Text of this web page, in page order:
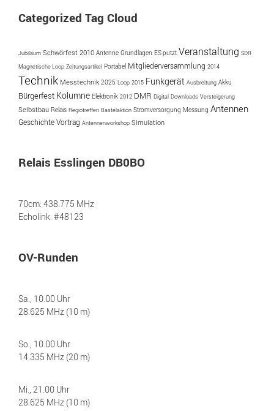
Categorized Tag Cloud
Jubiläum Schwörfest 2010 Antenne Grundlagen ES putzt Veranstaltung SDR
Magnetische Loop Zeitungsartikel Portabel Mitgliederversammlung 2014
Technik Messtechnik 2025 Loop 2015 Funkgerät Ausbreitung Akku
Bürgerfest Kolumne Elektronik 2012 DMR Digital Downloads Versteigerung
Selbstbau Relais Regiotreffen Bastelaktion Stromversorgung Messung Antennen
GeschichteVortrag Antennenworkshop Simulation
Relais Esslingen DB0BO
70cm: 438.775 MHz
Echolink: #48123
OV-Runden
Sa., 10.00 Uhr
28.625 MHz (10 m)
So., 10.00 Uhr
14.335 MHz (20 m)
Mi., 21.00 Uhr
28.625 MHz (10 m)